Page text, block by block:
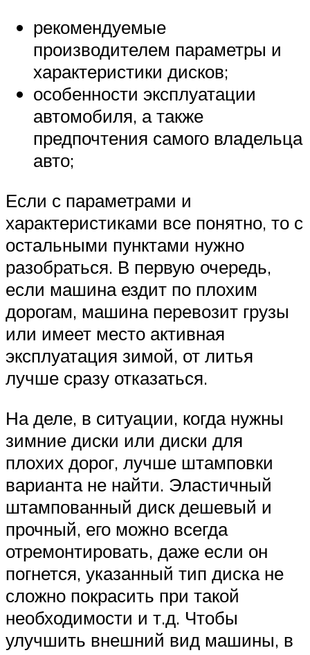
рекомендуемые
производителем параметры и
характеристики дисков;
особенности эксплуатации
автомобиля, а также
предпочтения самого владельца
авто;
Если с параметрами и
характеристиками все понятно, то с
остальными пунктами нужно
разобраться. В первую очередь,
если машина ездит по плохим
дорогам, машина перевозит грузы
или имеет место активная
эксплуатация зимой, от литья
лучше сразу отказаться.
На деле, в ситуации, когда нужны
зимние диски или диски для
плохих дорог, лучше штамповки
варианта не найти. Эластичный
штампованный диск дешевый и
прочный, его можно всегда
отремонтировать, даже если он
погнется, указанный тип диска не
сложно покрасить при такой
необходимости и т.д. Чтобы
улучшить внешний вид машины, в